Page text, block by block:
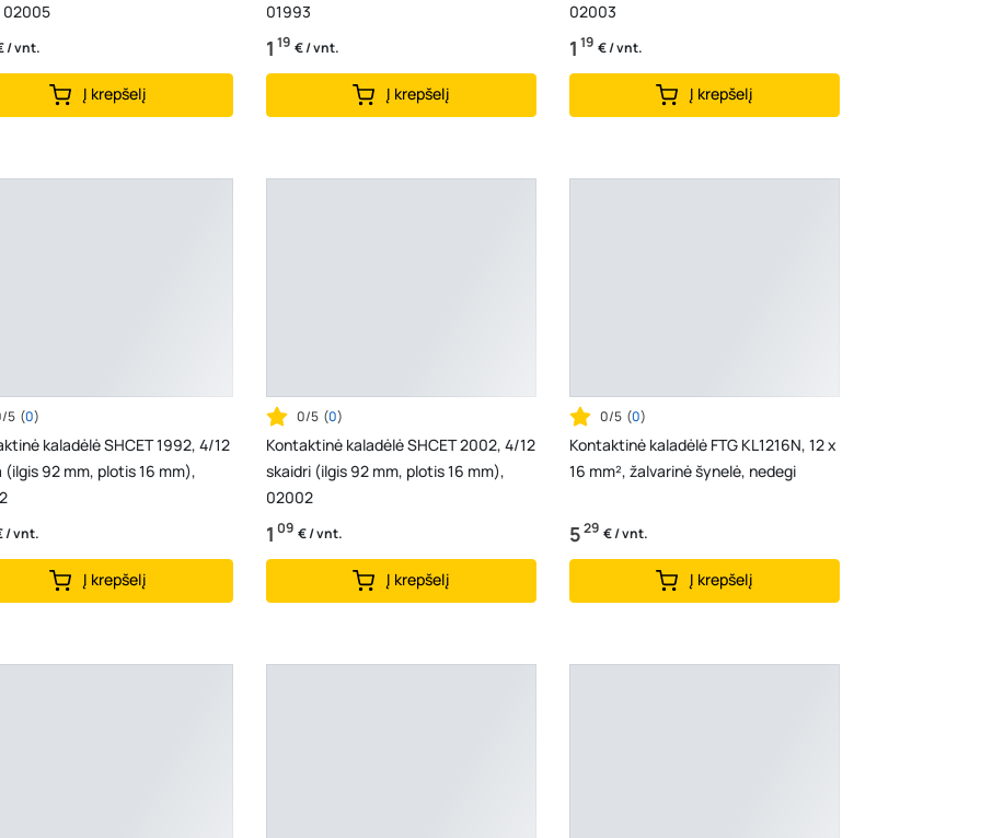
02005
/ vnt.
Į krepšelį
01993
1 19 € / vnt.
Į krepšelį
02003
1 19 € / vnt.
Į krepšelį
5 (0)
kaladėlė SHCET 1992, 4/12
(ilgis 92 mm, plotis 16 mm),
/ vnt.
Į krepšelį
0/5 (0)
Kontaktinė kaladėlė SHCET 2002, 4/12
skaidri (ilgis 92 mm, plotis 16 mm),
02002
1 09 € / vnt.
Į krepšelį
0/5 (0)
Kontaktinė kaladėlė FTG KL1216N, 12 x
16 mm², žalvarinė šynelė, nedegi
529 € / vnt.
Į krepšelį